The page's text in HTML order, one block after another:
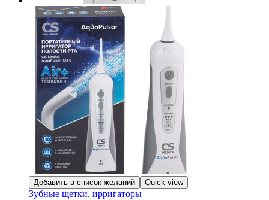
Добавить в список желаний Quick view
Зубные щетки, ирригаторы